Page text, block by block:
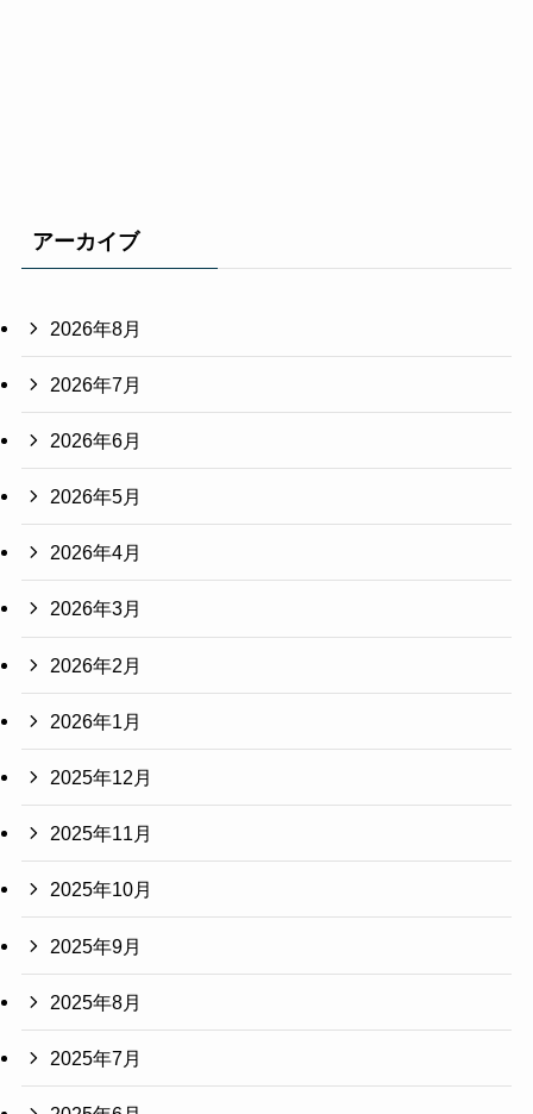
アーカイブ
2026年8月
2026年7月
2026年6月
2026年5月
2026年4月
2026年3月
2026年2月
2026年1月
2025年12月
2025年11月
2025年10月
2025年9月
2025年8月
2025年7月